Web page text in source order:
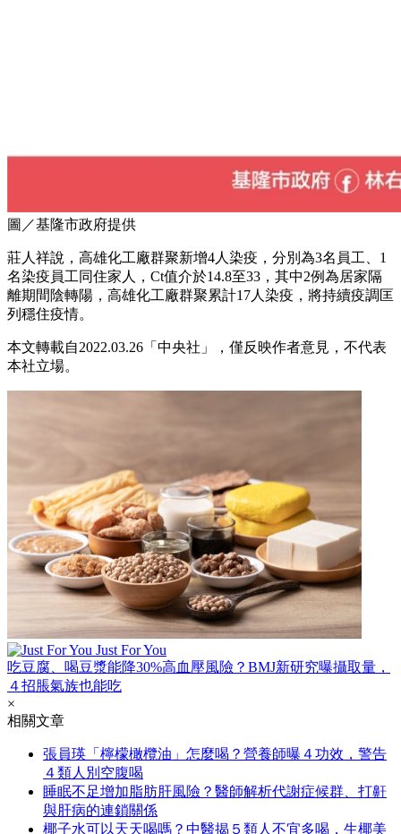
圖／基隆市政府提供
莊人祥說，高雄化工廠群聚新增4人染疫，分別為3名員工、1
名染疫員工同住家人，Ct值介於14.8至33，其中2例為居家隔
離期間陰轉陽，高雄化工廠群聚累計17人染疫，將持續疫調匡
列穩住疫情。
本文轉載自2022.03.26「中央社」，僅反映作者意見，不代表
本社立場。
Just For You
吃豆腐、喝豆漿能降30%高血壓風險？BMJ新研究曝攝取量，
４招脹氣族也能吃
×
相關文章
張員瑛「檸檬橄欖油」怎麼喝？營養師曝４功效，警告
４類人別空腹喝
睡眠不足增加脂肪肝風險？醫師解析代謝症候群、打鼾
與肝病的連鎖關係
椰子水可以天天喝嗎？中醫揭５類人不宜多喝，生椰美